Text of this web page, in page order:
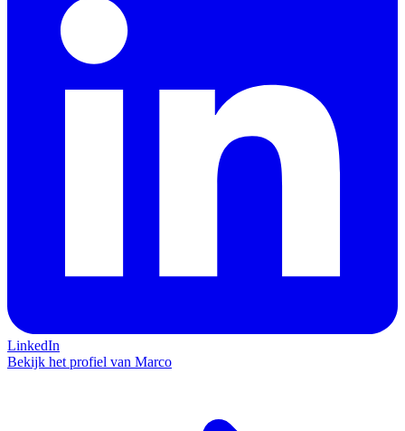
LinkedIn
Bekijk het profiel van Marco